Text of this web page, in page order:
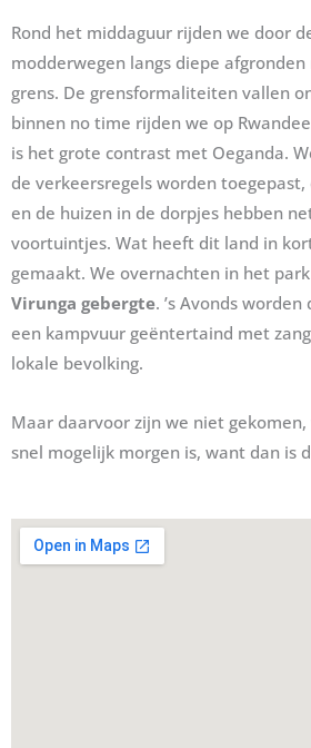
Rond het middaguur rijden we door
modderwegen langs diepe afgronden
grens. De grensformaliteiten vallen
binnen no time rijden we op
is het grote contrast met Oeganda.
de verkeersregels worden
en de huizen in de dorpjes hebben
voortuintjes. Wat heeft dit land in
gemaakt. We overnachten in het
Virunga gebergte. ’s Avonds
een kampvuur geëntertaind met
lokale bevolking.
Maar daarvoor zijn we niet
snel mogelijk morgen is, want dan is